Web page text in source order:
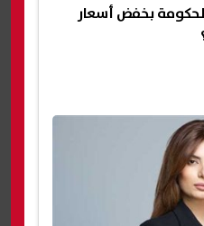
بخفض أسعار